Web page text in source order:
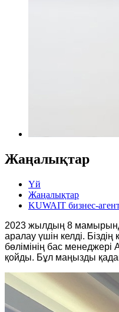
Жаңалықтар
Үй
Жаңалықтар
KUWAIT бизнес-
2023 жылдың 8
аралау үшін келді.
бөлімінің бас
қойды. Бұл маңызды